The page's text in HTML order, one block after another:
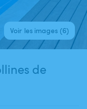
Voir les images (6)
de